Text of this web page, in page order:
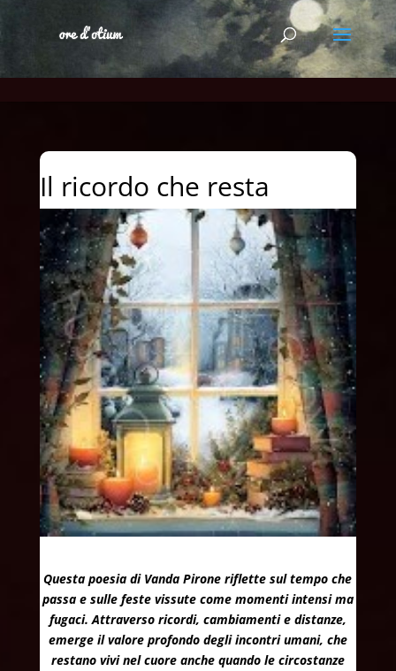
Il ricordo che resta
Questa poesia di Vanda Pirone riflette sul tempo che
passa e sulle feste vissute come momenti intensi ma
fugaci. Attraverso ricordi, cambiamenti e distanze,
emerge il valore profondo degli incontri umani, che
restano vivi nel cuore anche quando le circostanze